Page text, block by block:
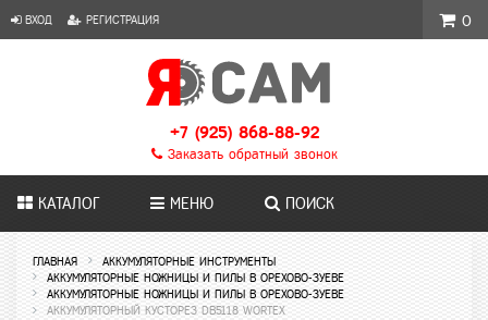
ВХОД РЕГИСТРАЦИЯ
+7 (925) 868-88-92
Заказать обратный звонок
КАТАЛОГ МЕНЮ ПОИСК
ГЛАВНАЯ
АККУМУЛЯТОРНЫЕ ИНСТРУМЕНТЫ
АККУМУЛЯТОРНЫЕ НОЖНИЦЫ И ПИЛЫ В ОРЕХОВО-ЗУЕВЕ
АККУМУЛЯТОРНЫЕ НОЖНИЦЫ И ПИЛЫ В ОРЕХОВО-ЗУЕВЕ
АККУМУЛЯТОРНЫЙ КУСТОРЕЗ DB5118 WORTEX
0